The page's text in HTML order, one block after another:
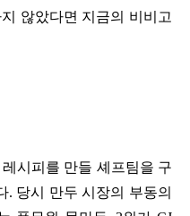
않았다면 지금의 비비고
시피를 만들 셰프팀을 구
. 당시 만두 시장의 부동의